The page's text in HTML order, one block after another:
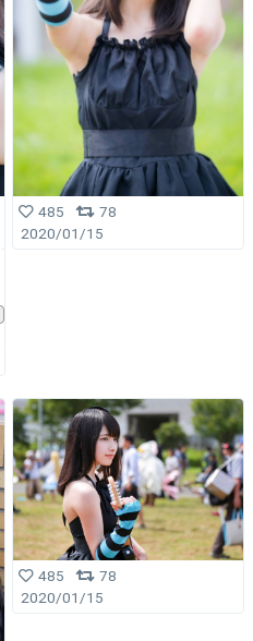
485
78
2020/01/15
485
78
2020/01/15